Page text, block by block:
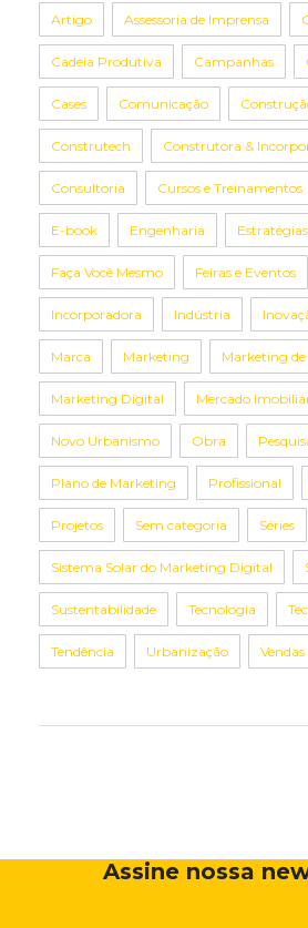
Artigo Assessoria de Imprensa
Cadeia Produtiva Campanhas
Cases Comunicação
Construtech Construtora &
Consultoria Cursos e Treinamentos
E-book Engenharia Estratégias
Faça Você Mesmo Feiras e Eventos
Incorporadora Indústria
Marca Marketing Marketing
Marketing Digital Mercado
Novo Urbanismo Obra
Plano de Marketing Profissional
Projetos Sem categoria Séries
Sistema Solar do Marketing Digital
Sustentabilidade Tecnologia
Tendência Urbanização Vendas
Assine nossa